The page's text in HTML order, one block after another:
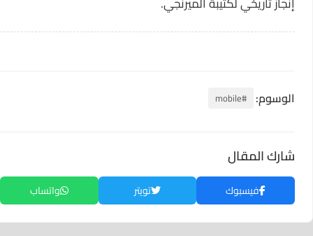
الوسوم: #mobile
شارك المقال
فيسبوك تويتر واتساب